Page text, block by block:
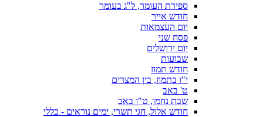
ספירת העומר, ל"ג בעומר
חודש אייר
יום העצמאות
פסח שני
יום ירושלים
שבועות
חודש תמוז
י"ז בתמוז, בין המצרים
ט' באב
שבת נחמו, ט"ו באב
חודש אלול, חגי תשרי, ימים נוראים - כללי